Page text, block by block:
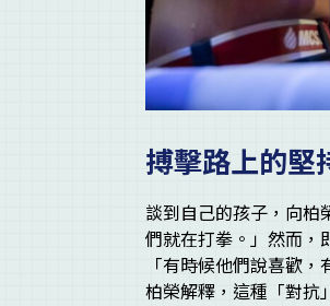
搏擊路上的堅
談到自己的孩子，向柏
們就在打拳。」然而，
「有時候他們說喜歡
柏榮解釋，這種「對抗